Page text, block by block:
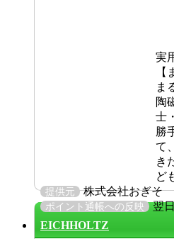
実
【
ま
陶
士
勝
て
き
ど
提供元 株式会社おぎそ
ポイント通帳への反映 翌
EICHHOLTZ